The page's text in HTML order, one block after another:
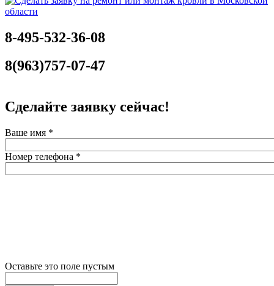
8-495-532-36-08
8(963)757-07-47
Сделайте заявку сейчас!
Ваше имя *
Номер телефона *
Оставьте это поле пустым